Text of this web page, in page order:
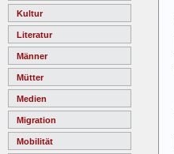
Kultur
Literatur
Männer
Mütter
Medien
Migration
Mobilität